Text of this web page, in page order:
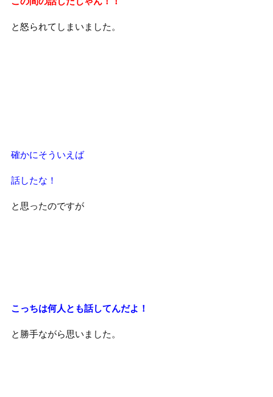
と怒られてしまいました。
確かにそういえば
話したな！
と思ったのですが
こっちは何人とも話してんだよ！
と勝手ながら思いました。